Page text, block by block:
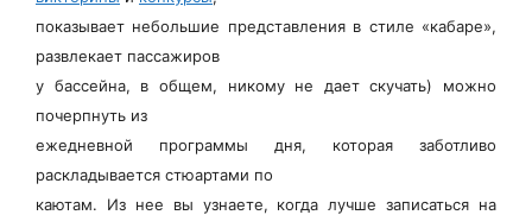
показывает небольшие представления в стиле «кабаре»,
развлекает пассажиров
у бассейна, в общем, никому не дает скучать) можно
почерпнуть из
ежедневной программы дня, которая заботливо
раскладывается стюартами по
каютам. Из нее вы узнаете, когда лучше записаться на